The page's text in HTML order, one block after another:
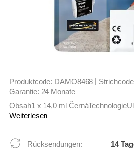
Produktcode: DAMO8468
Garantie: 24 Monate
Obsah1 x 14,0 ml
Weiterlesen
Rücksendungen:
14